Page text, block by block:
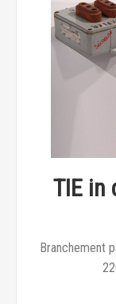
TIE in
Branchement